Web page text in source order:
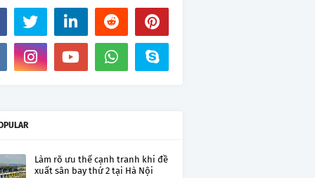
Làm rõ ưu thế cạnh tranh khi đề
xuất sân bay thứ 2 tại Hà Nội